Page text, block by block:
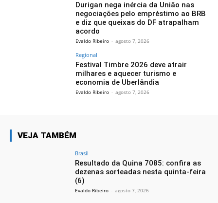
Durigan nega inércia da União nas
negociações pelo empréstimo ao BRB
e diz que queixas do DF atrapalham
acordo
Evaldo Ribeiro - agosto 7, 2026
Regional
Festival Timbre 2026 deve atrair
milhares e aquecer turismo e
economia de Uberlândia
Evaldo Ribeiro - agosto 7, 2026
VEJA TAMBÉM
Brasil
Resultado da Quina 7085: confira as
dezenas sorteadas nesta quinta-feira
(6)
Evaldo Ribeiro - agosto 7, 2026